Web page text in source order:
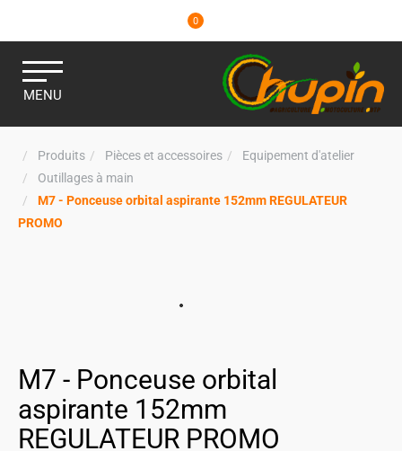
0
MENU
Produits Pièces et accessoires
Equipement d'atelier
Outillages à main
M7 - Ponceuse orbital aspirante 152mm REGULATEUR
PROMO
M7 - Ponceuse orbital
aspirante 152mm
REGULATEUR PROMO